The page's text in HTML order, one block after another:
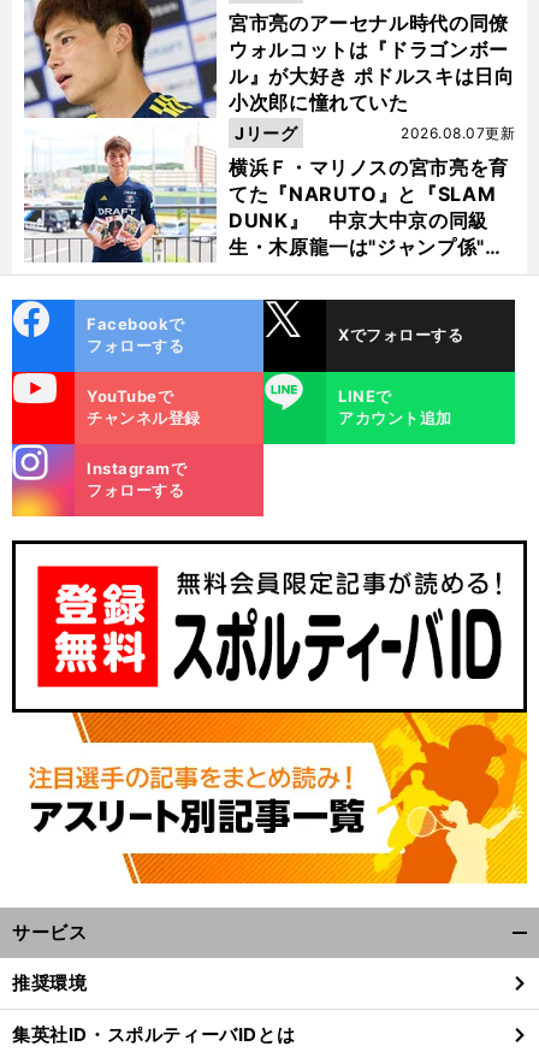
宮市亮のアーセナル時代の同僚
ウォルコットは『ドラゴンボー
ル』が大好き ポドルスキは日向
小次郎に憧れていた
横浜Ｆ・マリノスの宮市亮を育
てた『NARUTO』と『SLAM
DUNK』 中京大中京の同級
生・木原龍一は"ジャンプ係"だ
った
2026.08.07更新
Jリーグ
ok
Facebookで
フォローする
Xでフォローする
YouTubeで
チャンネル登録
LINE
LINEで
アカウント追加
m
Instagramで
フォローする
サービス
閉
る
推奨環境
集英社ID・スポルティーバIDとは